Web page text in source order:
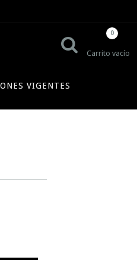
Carrito vacío
0
VIGENTES